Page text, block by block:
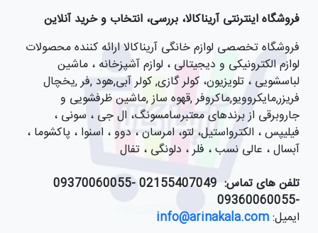
فروشگاه اینترنتی آریناکالا، بررسی، انتخاب و خرید آنلاین
فروشگاه تخصصی لوازم خانگی آریناکالا ارائه کننده محصولات
لوازم الکترونیکی و دیجیتالی ، لوازم آشپزخانه ، ماشین
لباسشویی ، تلویزیون، کولر گازی, کولر آبی,هود ,فر ,یخچال
فریزر,مایکروویو,ماکروفر ,قهوه ساز ,ماشین ظرفشویی و
جاروبرقی از برندهای معتبرسامسونگ، ال جی ، سونی ،
فیلیپس ، الکترواستیل، لتو، امرسان ، دوو ، اسنوا ، پاکشوما ،
آبسال ، عالی نسب ، فلر ، دلونگی ، تفال
تلفن های تماس:
021
55407049 -09370060055
-09360060055
ایمیل:info@arinakala.com